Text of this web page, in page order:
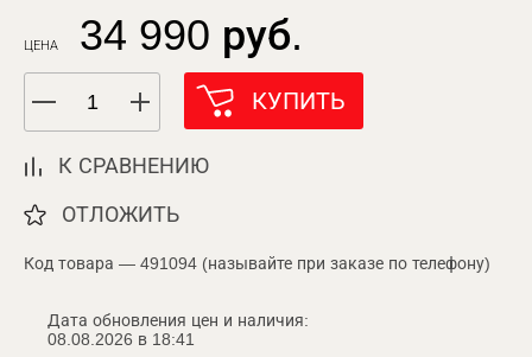
ЦЕНА 34 990 руб.
КУПИТЬ
К СРАВНЕНИЮ
ОТЛОЖИТЬ
Код товара — 491094 (называйте при заказе по телефону)
Дата обновления цен и наличия:
08.08.2026 в 18:41